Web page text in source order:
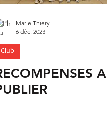
Marie Thiery
6 déc. 2023
Club
A